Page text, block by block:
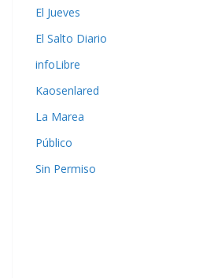
El Jueves
El Salto Diario
infoLibre
Kaosenlared
La Marea
Público
Sin Permiso